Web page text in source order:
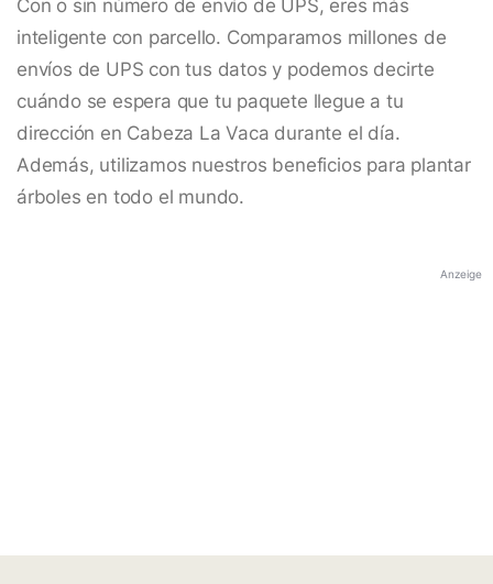
Con o sin número de envío de UPS, eres más
inteligente con parcello. Comparamos millones de
envíos de UPS con tus datos y podemos decirte
cuándo se espera que tu paquete llegue a tu
dirección en Cabeza La Vaca durante el día.
Además, utilizamos nuestros beneficios para plantar
árboles en todo el mundo.
Anzeige